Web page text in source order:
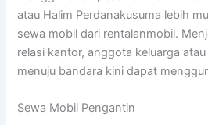
atau Halim Perdanakusuma lebih
sewa mobil dari rentalanmobil.
relasi kantor, anggota keluarga
menuju bandara kini dapat
Sewa Mobil Pengantin